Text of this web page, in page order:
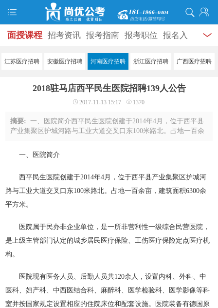
面授课程 招考资讯 报考指南 报考职位 报名入
口 打准考证 成绩查询 面试公告 录用公示 辅导
学员风采 名师团队
服务信息
江苏医疗招聘 安徽医疗招聘 河南医疗招聘 浙江医疗招聘 广西医疗招聘
2018驻马店西平民生医院招聘139人公告
2017-11-13 15:17 1370
摘要:一、医院简介西平民生医院创建于2014年4月，位于西平县
产业集聚区护城河路与工业大道交叉口东100米路北。占地一百余
非营利性一级综合民营医院，是上级主管 ...
一、医院简介
西平民生医院创建于2014年4月，位于西平县产业集聚区护城河
路与工业大道交叉口东100米路北。占地一百余亩，建筑面积6300余
平方米。
医院属于民办非企业单位，是一所非营利性一级综合民营医院，
是上级主管部门认定的城乡居民医疗保险、工伤医疗保险定点医疗机
构。
医院现有医务人员、后勤人员共120余人，设置内科、外科、中
医科、妇产科、中西医结合科、麻醉科、医学检验科、医学影像等科
室并按国家规定设置相应的住院床位和配套设施。医院装备有德国原